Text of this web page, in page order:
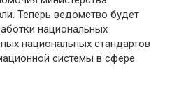
Теперь ведомство будет
национальных
национальных стандартов
системы в сфере